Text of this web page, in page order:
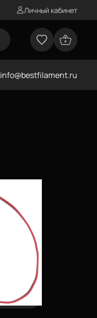
Личный кабинет
info@bestfilament.ru